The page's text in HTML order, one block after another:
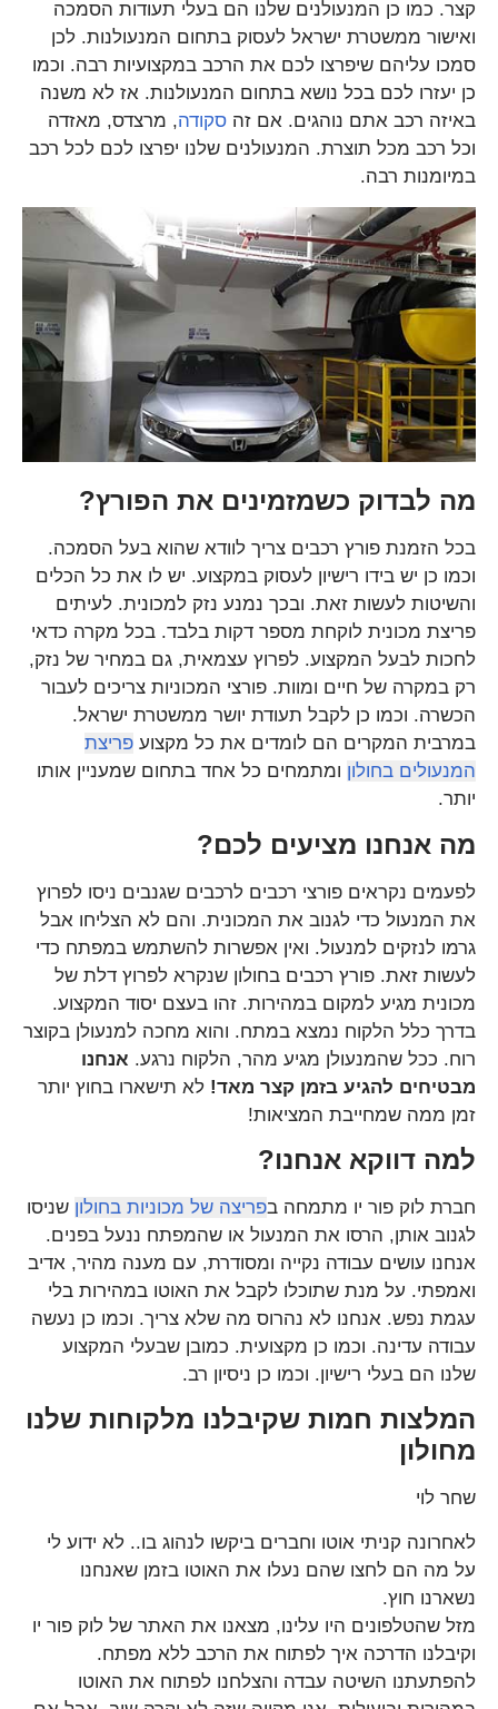
קצר. כמו כן המנעולנים שלנו הם בעלי תעודות הסמכה
ואישור ממשטרת ישראל לעסוק בתחום המנעולנות. לכן
סמכו עליהם שיפרצו לכם את הרכב במקצועיות רבה. וכמו
כן יעזרו לכם בכל נושא בתחום המנעולנות. אז לא משנה
באיזה רכב אתם נוהגים. אם זה סקודה, מרצדס, מאזדה
וכל רכב מכל תוצרת. המנעולנים שלנו יפרצו לכם לכל רכב
במיומנות רבה.
מה לבדוק כשמזמינים את הפורץ?
בכל הזמנת פורץ רכבים צריך לוודא שהוא בעל הסמכה.
וכמו כן יש בידו רישיון לעסוק במקצוע. יש לו את כל הכלים
והשיטות לעשות זאת. ובכך נמנע נזק למכונית. לעיתים
פריצת מכונית לוקחת מספר דקות בלבד. בכל מקרה כדאי
לחכות לבעל המקצוע. לפרוץ עצמאית, גם במחיר של נזק,
רק במקרה של חיים ומוות. פורצי המכוניות צריכים לעבור
הכשרה. וכמו כן לקבל תעודת יושר ממשטרת ישראל.
במרבית המקרים הם לומדים את כל מקצוע פריצת
המנעולים בחולון ומתמחים כל אחד בתחום שמעניין אותו
יותר.
מה אנחנו מציעים לכם?
לפעמים נקראים פורצי רכבים לרכבים שגנבים ניסו לפרוץ
את המנעול כדי לגנוב את המכונית. והם לא הצליחו אבל
גרמו לנזקים למנעול. ואין אפשרות להשתמש במפתח כדי
לעשות זאת. פורץ רכבים בחולון שנקרא לפרוץ דלת של
מכונית מגיע למקום במהירות. זהו בעצם יסוד המקצוע.
בדרך כלל הלקוח נמצא במתח. והוא מחכה למנעולן בקוצר
רוח. ככל שהמנעולן מגיע מהר, הלקוח נרגע. אנחנו
מבטיחים להגיע בזמן קצר מאד! לא תישארו בחוץ יותר
זמן ממה שמחייבת המציאות!
למה דווקא אנחנו?
חברת לוק פור יו מתמחה בפריצה של מכוניות בחולון שניסו
לגנוב אותן, הרסו את המנעול או שהמפתח ננעל בפנים.
אנחנו עושים עבודה נקייה ומסודרת, עם מענה מהיר, אדיב
ואמפתי. על מנת שתוכלו לקבל את האוטו במהירות בלי
עגמת נפש. אנחנו לא נהרוס מה שלא צריך. וכמו כן נעשה
עבודה עדינה. וכמו כן מקצועית. כמובן שבעלי המקצוע
שלנו הם בעלי רישיון. וכמו כן ניסיון רב.
המלצות חמות שקיבלנו מלקוחות שלנו
מחולון
שחר לוי
לאחרונה קניתי אוטו וחברים ביקשו לנהוג בו.. לא ידוע לי
על מה הם לחצו שהם נעלו את האוטו בזמן שאנחנו
נשארנו חוץ.
מזל שהטלפונים היו עלינו, מצאנו את האתר של לוק פור יו
וקיבלנו הדרכה איך לפתוח את הרכב ללא מפתח.
להפתעתנו השיטה עבדה והצלחנו לפתוח את האוטו